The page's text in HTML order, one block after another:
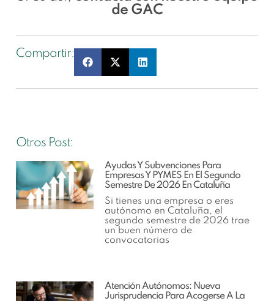
de GAC
Compartir:
Otros Post:
Ayudas Y Subvenciones Para
Empresas Y PYMES En El Segundo
Semestre De 2026 En Cataluña
Si tienes una empresa o eres
autónomo en Cataluña, el
segundo semestre de 2026 trae
un buen número de
convocatorias
Atención Autónomos: Nueva
Jurisprudencia Para Acogerse A La